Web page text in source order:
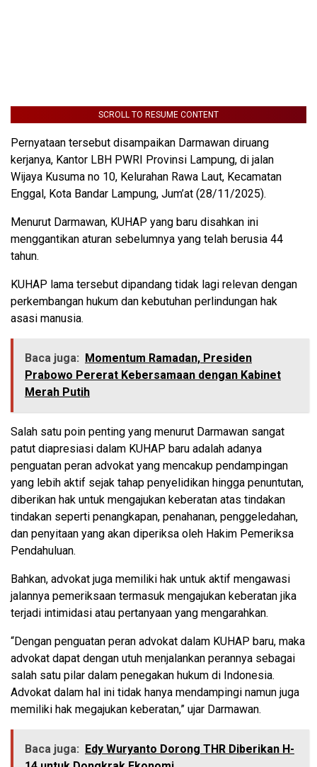
SCROLL TO RESUME CONTENT
Pernyataan tersebut disampaikan Darmawan diruang
kerjanya, Kantor LBH PWRI Provinsi Lampung, di jalan
Wijaya Kusuma no 10, Kelurahan Rawa Laut, Kecamatan
Enggal, Kota Bandar Lampung, Jum’at (28/11/2025).
Menurut Darmawan, KUHAP yang baru disahkan ini
menggantikan aturan sebelumnya yang telah berusia 44
tahun.
KUHAP lama tersebut dipandang tidak lagi relevan dengan
perkembangan hukum dan kebutuhan perlindungan hak
asasi manusia.
Baca juga: Momentum Ramadan, Presiden
Prabowo Pererat Kebersamaan dengan Kabinet
Merah Putih
Salah satu poin penting yang menurut Darmawan sangat
patut diapresiasi dalam KUHAP baru adalah adanya
penguatan peran advokat yang mencakup pendampingan
yang lebih aktif sejak tahap penyelidikan hingga penuntutan,
diberikan hak untuk mengajukan keberatan atas tindakan
tindakan seperti penangkapan, penahanan, penggeledahan,
dan penyitaan yang akan diperiksa oleh Hakim Pemeriksa
Pendahuluan.
Bahkan, advokat juga memiliki hak untuk aktif mengawasi
jalannya pemeriksaan termasuk mengajukan keberatan jika
terjadi intimidasi atau pertanyaan yang mengarahkan.
“Dengan penguatan peran advokat dalam KUHAP baru, maka
advokat dapat dengan utuh menjalankan perannya sebagai
salah satu pilar dalam penegakan hukum di Indonesia.
Advokat dalam hal ini tidak hanya mendampingi namun juga
memiliki hak megajukan keberatan,” ujar Darmawan.
Baca juga: Edy Wuryanto Dorong THR Diberikan H-